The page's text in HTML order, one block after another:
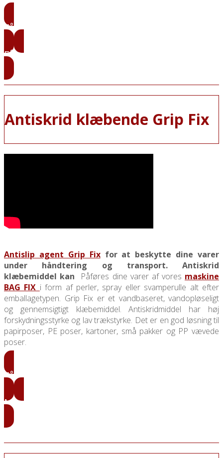
Få vores priser
Få vores prøver
Antiskrid klæbende Grip Fix
Antislip agent Grip Fix for at beskytte dine varer
under håndtering og transport. Antiskrid
klæbemiddel kan
Påføres dine varer af vores maskine
BAG FIX i form af perler, spray eller svamperulle alt efter
emballagetypen. Grip Fix er et vandbaseret, vandopløseligt
og gennemsigtigt klæbemiddel. Antiskridmiddel har høj
forskydningsstyrke og lav trækstyrke. Det er en god løsning til
papirposer, PE poser, kartoner, små pakker og PP vævede
poser.
Få vores priser
Maskine - BAG FIX